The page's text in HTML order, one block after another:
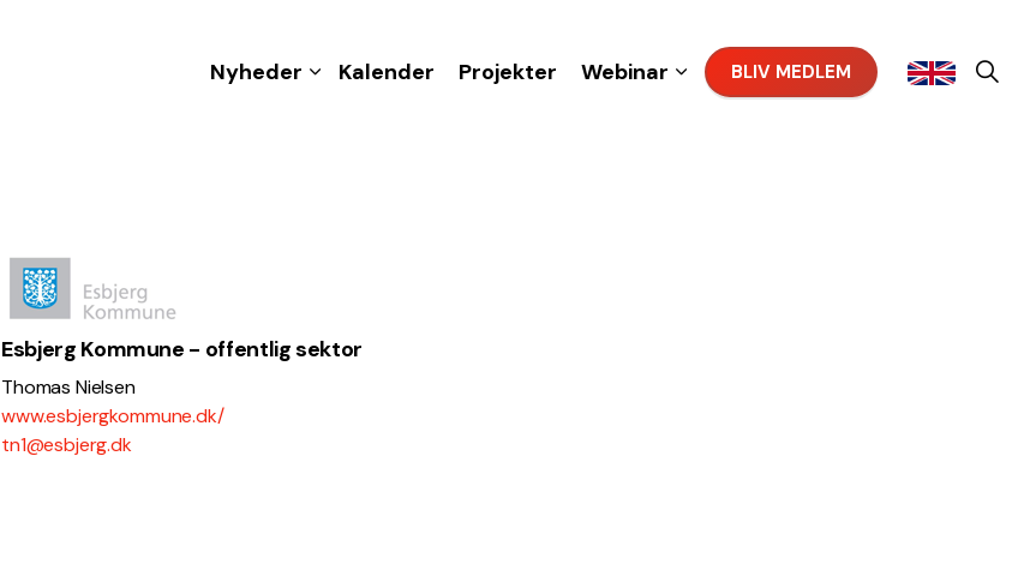
Nyheder Kalender Projekter Webinar BLIV MEDLEM
Esbjerg Kommune - offentlig sektor
Thomas Nielsen
www.esbjergkommune.dk/
tn1@esbjerg.dk